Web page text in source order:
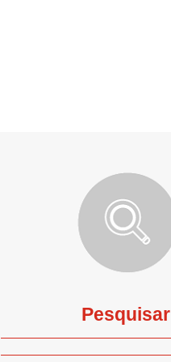
Pesquisar